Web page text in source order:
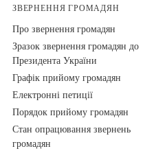
ЗВЕРНЕННЯ ГРОМАДЯН
Про звернення громадян
Зразок звернення громадян до
Президента України
Графік прийому громадян
Електронні петиції
Порядок прийому громадян
Стан опрацювання звернень
громадян